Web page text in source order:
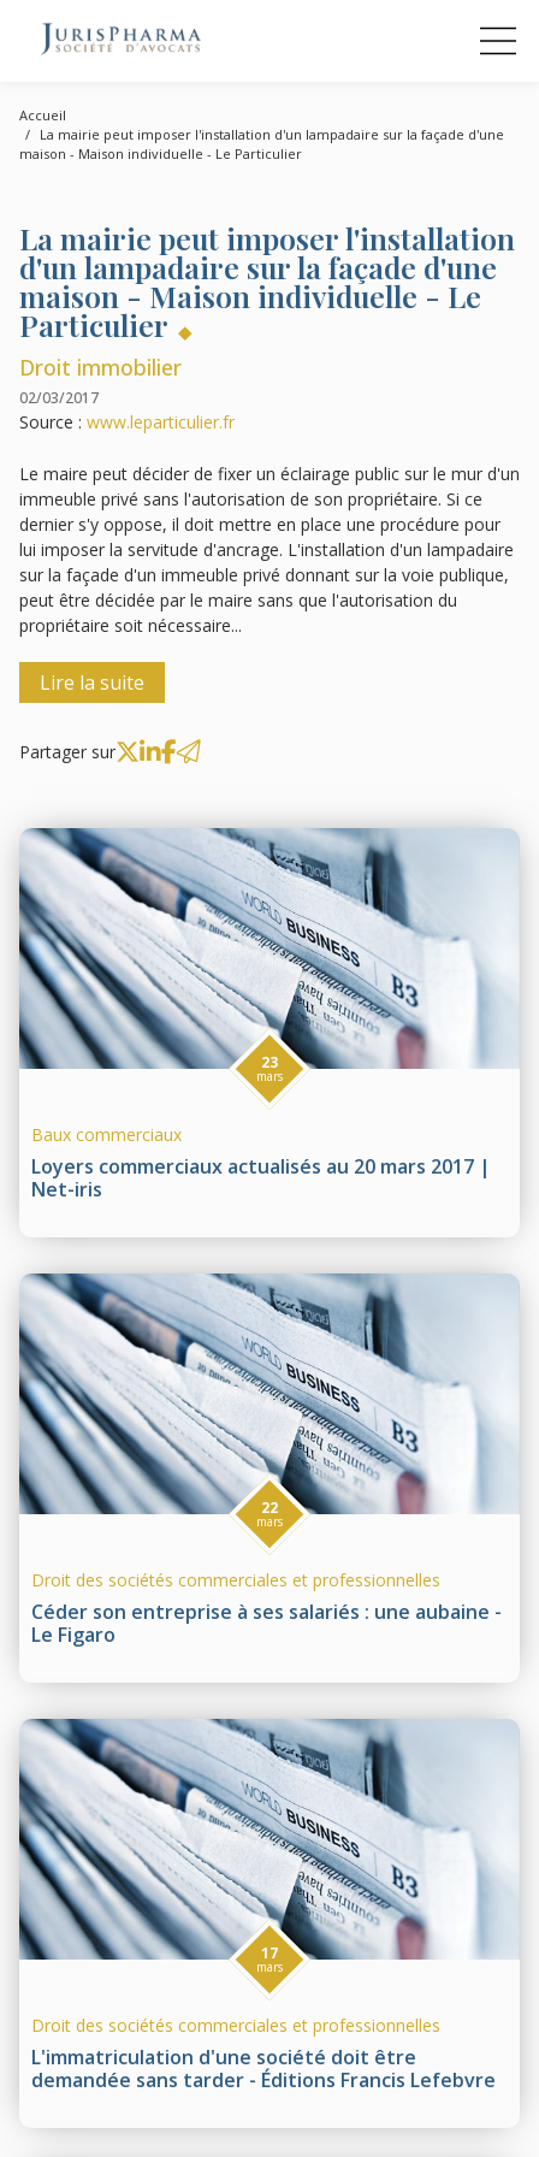
Accueil
La mairie peut imposer l'installation d'un lampadaire sur la façade d'une
maison - Maison individuelle - Le Particulier
La mairie peut imposer l'installation
d'un lampadaire sur la façade d'une
maison - Maison individuelle - Le
Particulier
Droit immobilier
02/03/2017
Source : www.leparticulier.fr
Le maire peut décider de fixer un éclairage public sur le mur d'un
immeuble privé sans l'autorisation de son propriétaire. Si ce
dernier s'y oppose, il doit mettre en place une procédure pour
lui imposer la servitude d'ancrage. L'installation d'un lampadaire
sur la façade d'un immeuble privé donnant sur la voie publique,
peut être décidée par le maire sans que l'autorisation du
propriétaire soit nécessaire...
Lire la suite
Partager sur
Loyers commerciaux actualisés au 20 mars 2017 |
Net-iris
23
mars
Baux commerciaux
Céder son entreprise à ses salariés : une aubaine -
Le Figaro
22
mars
Droit des sociétés commerciales et professionnelles
L'immatriculation d'une société doit être
demandée sans tarder - Éditions Francis Lefebvre
17
mars
Droit des sociétés commerciales et professionnelles